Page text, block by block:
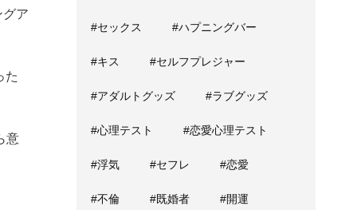
ア
た
意
#セックス #ハプニングバー
#キス #セルフプレジャー
#アダルトグッズ #ラブグッズ
#心理テスト #恋愛心理テスト
#浮気 #セフレ #恋愛
#不倫 #既婚者 #開運